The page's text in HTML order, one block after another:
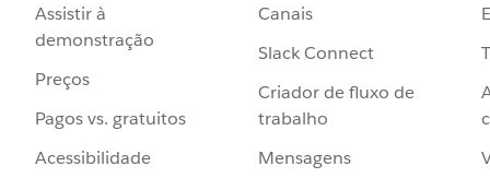
Assistir à
demonstração
Preços
Pagos vs. gratuitos
Acessibilidade
Canais
Slack Connect
Criador de fluxo de
trabalho
Mensagens